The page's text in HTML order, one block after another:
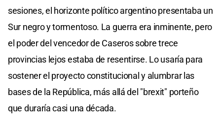
sesiones, el horizonte político argentino presentaba un
Sur negro y tormentoso. La guerra era inminente, pero
el poder del vencedor de Caseros sobre trece
provincias lejos estaba de resentirse. Lo usaría para
sostener el proyecto constitucional y alumbrar las
bases de la República, más allá del "brexit" porteño
que duraría casi una década.